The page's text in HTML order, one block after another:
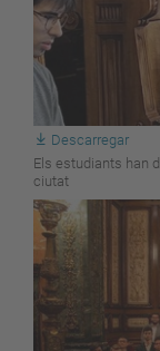
Descarregar
Els estudiants han
ciutat